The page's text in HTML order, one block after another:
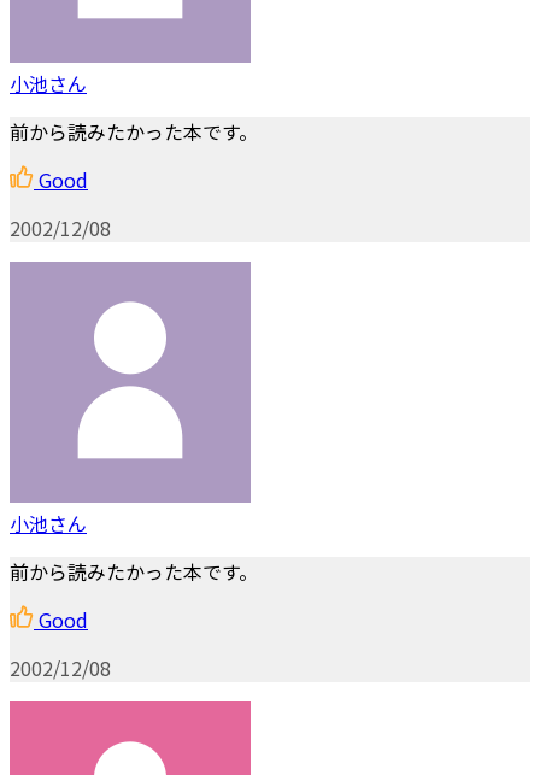
小池さん
前から読みたかった本です。
Good
2002/12/08
小池さん
前から読みたかった本です。
Good
2002/12/08